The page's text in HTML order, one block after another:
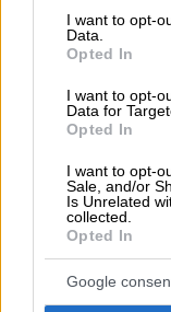
I want to opt-
Data.
Opted In
I want to opt-
Data for
Opted In
I want to opt-
Sale, and/or
Is Unrelated
collected.
Opted In
Google
Εξαιρετική
Prefecture of
Thrapsanioti Eleftheria
Popular
Moving Services
Dentists Car
more >>